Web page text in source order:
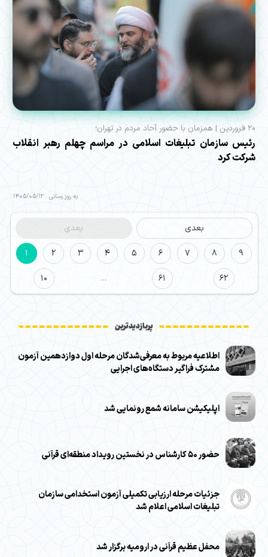
۲۰ فروردین | همزمان با حضور آحاد مردم در تهران؛
رئیس سازمان تبلیغات اسلامی در مراسم چهلم رهبر انقلاب
شرکت کرد
به روز رسانی : 1405/05/12
بعدی
بعدی
1
2 3 4 5 6 7 8
9
10
… 61 62
پربازدیدترین
اطلاعیه مربوط به معرفی‌شدگان مرحله اول دوازدهمین آزمون
مشترک فراگیر دستگاه‌های اجرایی
اپلیکیشن سامانه شمع رونمایی شد
حضور ۵۰ کارشناس در نخستین رویداد منطقه‌ای قرآنی
جزئیات مرحله ارزیابی تکمیلی آزمون استخدامی سازمان
تبلیغات اسلامی اعلام شد
محفل عظیم قرآنی در ارومیه برگزار شد